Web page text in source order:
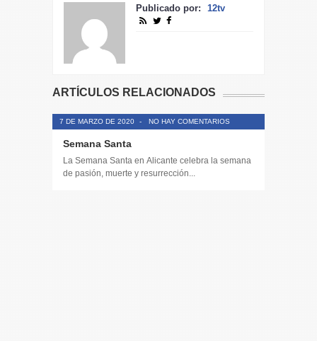
Publicado por: 12tv
ARTÍCULOS RELACIONADOS
7 DE MARZO DE 2020 - NO HAY COMENTARIOS
Semana Santa
La Semana Santa en Alicante celebra la semana
de pasión, muerte y resurrección...